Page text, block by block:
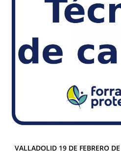
VALLADOLID 19 DE FEBRERO